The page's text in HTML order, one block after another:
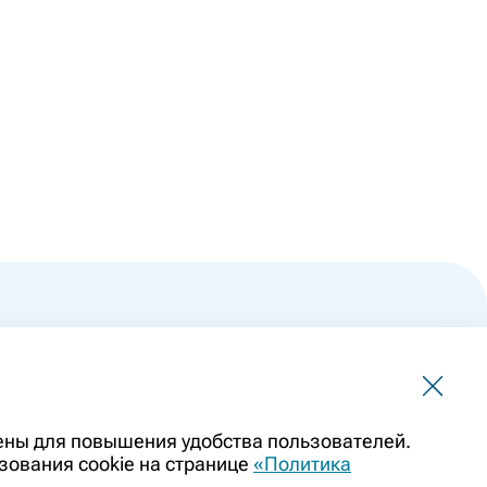
должна использоваться для самостоятельной
заменой очной консультации врача. Перед применением
препарата. Информация о лекарственных
для повышения удобства пользователей.
cookie на странице «Политика